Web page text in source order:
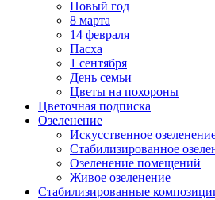
Новый год
8 марта
14 февраля
Пасха
1 сентября
День семьи
Цветы на похороны
Цветочная подписка
Озеленение
Искусственное
Стабилизированное
Озеленение помещений
Живое озеленение
Стабилизированные